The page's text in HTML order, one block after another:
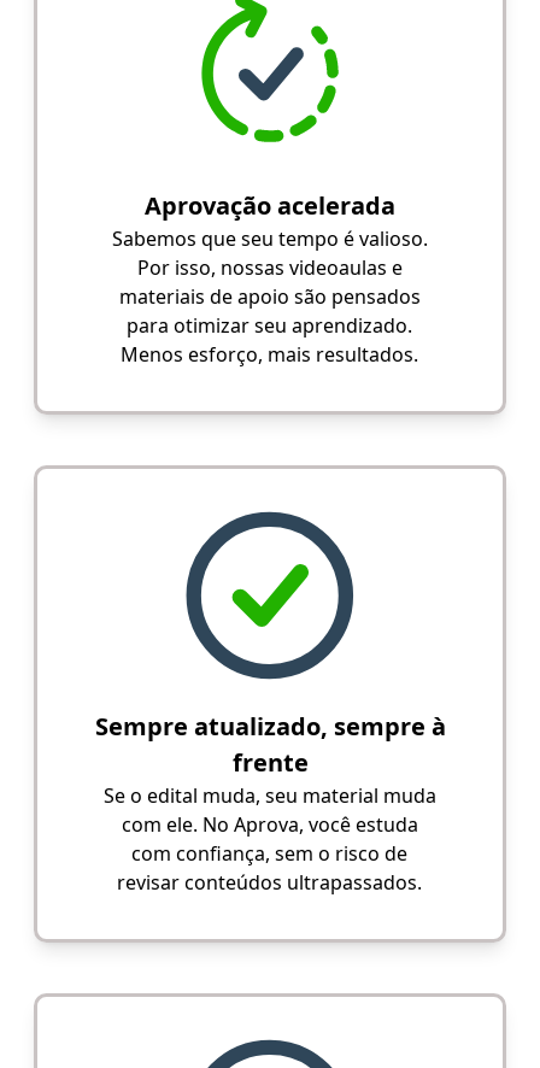
Aprovação acelerada
Sabemos que seu tempo é valioso.
Por isso, nossas videoaulas e
materiais de apoio são pensados
para otimizar seu aprendizado.
Menos esforço, mais resultados.
Sempre atualizado, sempre à
frente
Se o edital muda, seu material muda
com ele. No Aprova, você estuda
com confiança, sem o risco de
revisar conteúdos ultrapassados.